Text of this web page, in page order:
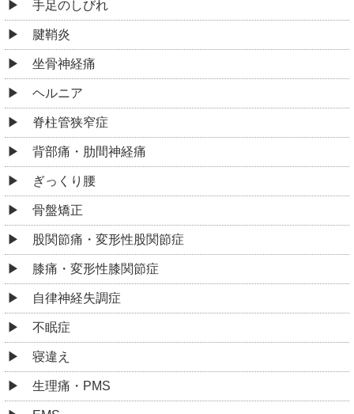
手足のしびれ
腱鞘炎
坐骨神経痛
ヘルニア
脊柱管狭窄症
背部痛・肋間神経痛
ぎっくり腰
骨盤矯正
股関節痛・変形性股関節症
膝痛・変形性膝関節症
自律神経失調症
不眠症
寝違え
生理痛・PMS